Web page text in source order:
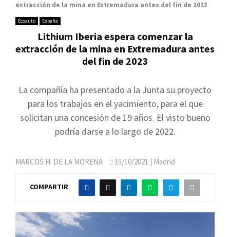
extracción de la mina en Extremadura antes del fin de 2023
Ecoauto España
Lithium Iberia espera comenzar la
extracción de la mina en Extremadura antes
del fin de 2023
La compañía ha presentado a la Junta su proyecto
para los trabajos en el yacimiento, para el que
solicitan una concesión de 19 años. El visto bueno
podría darse a lo largo de 2022.
MARCOS H. DE LA MORENA 15/10/2021 | Madrid
COMPARTIR